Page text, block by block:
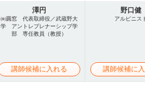
澤円
㈱圓窓 代表取締役／武蔵野大
学 アントレプレナーシップ学
部 専任教員（教授）
講師候補に入れる
野口健
アルピニス
講師候補に